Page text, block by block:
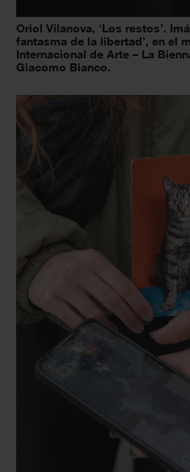
Oriol Vilanova, ‘Los restos’.
fantasma de la libertad’, en el
Internacional de Arte – La
Giacomo Bianco.